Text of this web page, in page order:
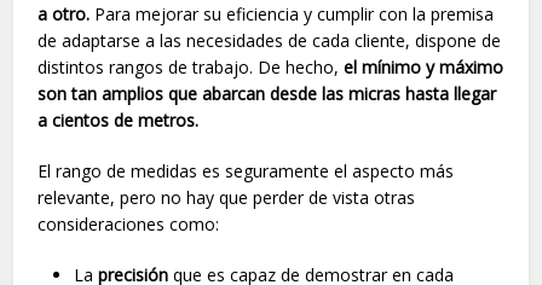
a otro. Para mejorar su eficiencia y cumplir con la premisa
de adaptarse a las necesidades de cada cliente, dispone de
distintos rangos de trabajo. De hecho,el mínimo y máximo
son tan amplios que abarcan desde las micras hasta llegar
a cientos de metros.
El rango de medidas es seguramente el aspecto más
relevante, pero no hay que perder de vista otras
consideraciones como:
Laprecisiónque es capaz de demostrar en cada